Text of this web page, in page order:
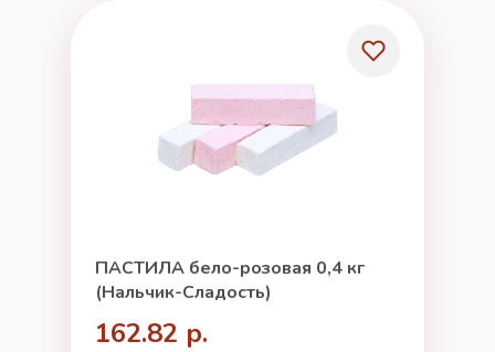
ПАСТИЛА бело-розовая 0,4 кг
(Нальчик-Сладость)
162.82 р.